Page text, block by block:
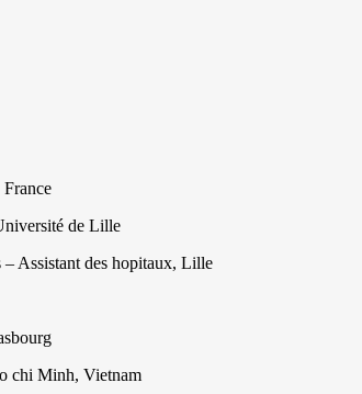
de Lille
Assistant des hopitaux, Lille
chi Minh, Vietnam